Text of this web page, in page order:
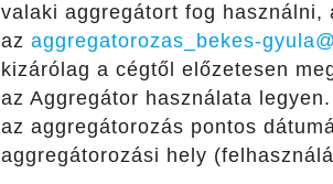
valaki aggregátort fog
az aggregatorozas_bekes-
kizárólag a cégtől előzetesen
az Aggregátor használata
az aggregátorozás pontos
aggregátorozási hely